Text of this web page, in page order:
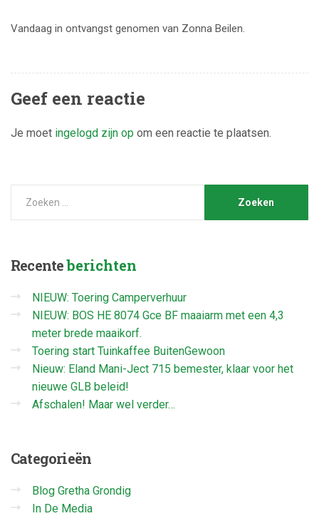
Vandaag in ontvangst genomen van Zonna Beilen.
Geef een reactie
Je moet ingelogd zijn op om een reactie te plaatsen.
Recenteberichten
NIEUW: Toering Camperverhuur
NIEUW: BOS HE 8074 Gce BF maaiarm met een 4,3
meter brede maaikorf.
Toering start Tuinkaffee BuitenGewoon
Nieuw: Eland Mani-Ject 715 bemester, klaar voor het
nieuwe GLB beleid!
Afschalen! Maar wel verder…
Categorieën
Blog Gretha Grondig
In De Media